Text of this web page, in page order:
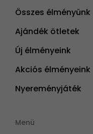
Összes élményünk
Ajándék ötletek
Új élményeink
Akciós élményeink
Nyereményjáték
Menü